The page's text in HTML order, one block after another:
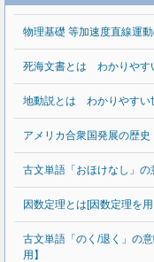
物理基礎 等加速度直線運
死海文書とは わかりやす
地動説とは わかりやすい
アメリカ合衆国発展の歴
古文単語「おほけなし」の
因数定理とは[因数定理を
古文単語「のく/退く」の
用】